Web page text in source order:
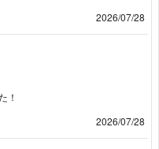
2026/07/28
！
2026/07/28